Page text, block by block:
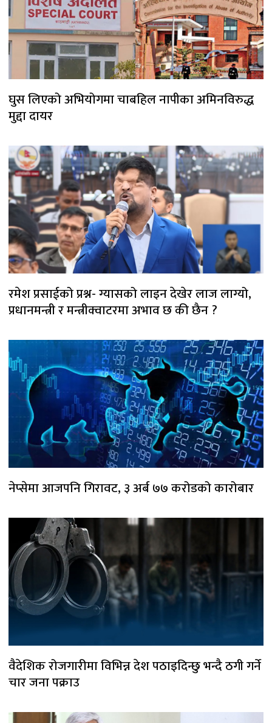
घुस लिएको अभियोगमा चाबहिल नापीका अमिनविरुद्ध
मुद्दा दायर
रमेश प्रसाईको प्रश्न- ग्यासको लाइन देखेर लाज लाग्यो,
प्रधानमन्त्री र मन्त्रीक्वाटरमा अभाव छ की छैन ?
नेप्सेमा आजपनि गिरावट, ३ अर्ब ७७ करोडको कारोबार
वैदेशिक रोजगारीमा विभिन्न देश पठाइदिन्छु भन्दै ठगी गर्ने
चार जना पक्राउ